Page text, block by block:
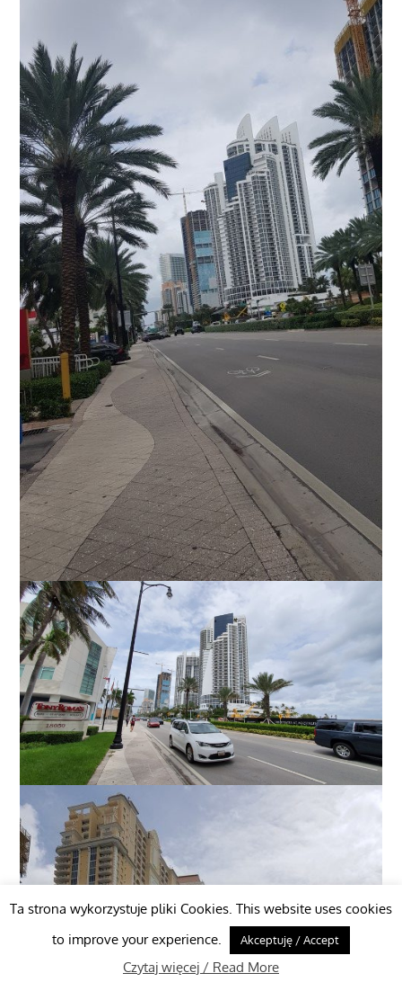
Ta strona wykorzystuje pliki Cookies. This website uses cookies
to improve your experience.
Akceptuję / Accept
Czytaj więcej / Read More